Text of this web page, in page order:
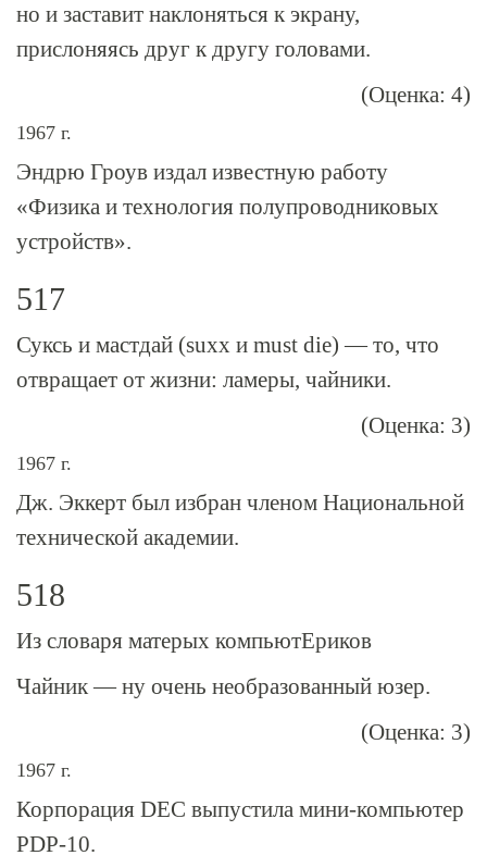
но и заставит наклоняться к экрану,
прислоняясь друг к другу головами.
(Оценка: 4)
1967 г.
Эндрю Гроув издал известную работу
«Физика и технология полупроводниковых
устройств».
517
Суксь и мастдай (suxx и must die) — то, что
отвращает от жизни: ламеры, чайники.
(Оценка: 3)
1967 г.
Дж. Эккерт был избран членом Национальной
технической академии.
518
Из словаря матерых компьютЕриков
Чайник — ну очень необразованный юзер.
(Оценка: 3)
1967 г.
Корпорация DEC выпустила мини-компьютер
PDP-10.